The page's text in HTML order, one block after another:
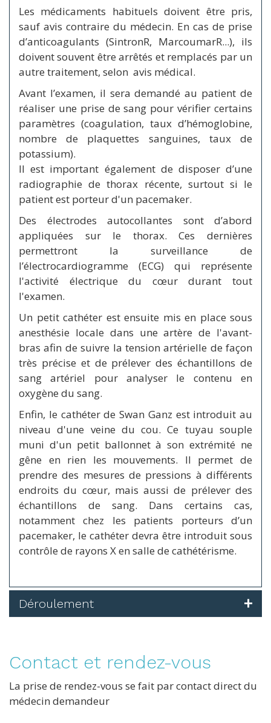
Les médicaments habituels doivent être pris,
sauf avis contraire du médecin. En cas de prise
d’anticoagulants (SintronR, MarcoumarR...), ils
doivent souvent être arrêtés et remplacés par un
autre traitement, selon avis médical.
Avant l’examen, il sera demandé au patient de
réaliser une prise de sang pour vérifier certains
paramètres (coagulation, taux d’hémoglobine,
nombre de plaquettes sanguines, taux de
potassium).
Il est important également de disposer d’une
radiographie de thorax récente, surtout si le
patient est porteur d'un pacemaker.
Des électrodes autocollantes sont d’abord
appliquées sur le thorax. Ces dernières
permettront la surveillance de
l’électrocardiogramme (ECG) qui représente
l'activité électrique du cœur durant tout
l'examen.
Un petit cathéter est ensuite mis en place sous
anesthésie locale dans une artère de l'avant-
bras afin de suivre la tension artérielle de façon
très précise et de prélever des échantillons de
sang artériel pour analyser le contenu en
oxygène du sang.
Enfin, le cathéter de Swan Ganz est introduit au
niveau d'une veine du cou. Ce tuyau souple
muni d'un petit ballonnet à son extrémité ne
gêne en rien les mouvements. Il permet de
prendre des mesures de pressions à différents
endroits du cœur, mais aussi de prélever des
échantillons de sang. Dans certains cas,
notamment chez les patients porteurs d’un
pacemaker, le cathéter devra être introduit sous
contrôle de rayons X en salle de cathétérisme.
Déroulement
Contact et rendez-vous
La prise de rendez-vous se fait par contact direct du
médecin demandeur